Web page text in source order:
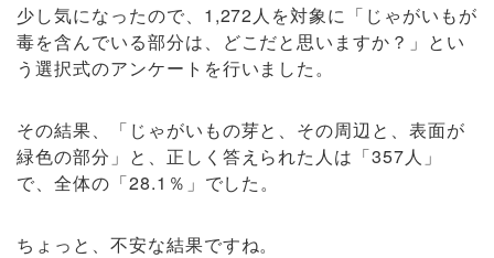
少し気になったので、1,272人を対象に「じゃがいもが
毒を含んでいる部分は、どこだと思いますか？」とい
う選択式のアンケートを行いました。
その結果、「じゃがいもの芽と、その周辺と、表面が
緑色の部分」と、正しく答えられた人は「357人」
で、全体の「28.1％」でした。
ちょっと、不安な結果ですね。